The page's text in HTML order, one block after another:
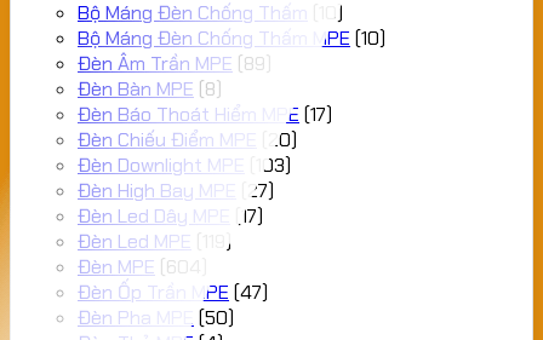
Bộ Máng Đèn Chống Thấm
(10)
Bộ Máng Đèn Chống Thấm MPE (10)
Đèn Âm Trần MPE (89)
Đèn Bàn MPE (8)
Đèn Báo Thoát Hiểm MPE (17)
Đèn Chiếu Điểm MPE
(20)
Đèn Downlight MPE
(103)
Đèn High Bay MPE
(27)
Đèn Led Dây MPE
(17)
Đèn Led MPE
(119)
Đèn MPE (604)
Đèn Ốp Trần MPE (47)
Đèn Pha MPE (50)